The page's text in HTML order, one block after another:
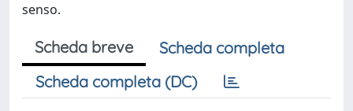
senso.
Scheda breve
Scheda completa
Scheda completa (DC)